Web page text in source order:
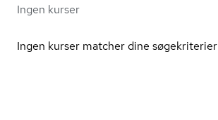
Ingen kurser
Ingen kurser matcher dine søgekriterier